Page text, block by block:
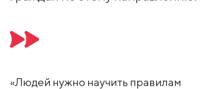
«Людей нужно научить правилам